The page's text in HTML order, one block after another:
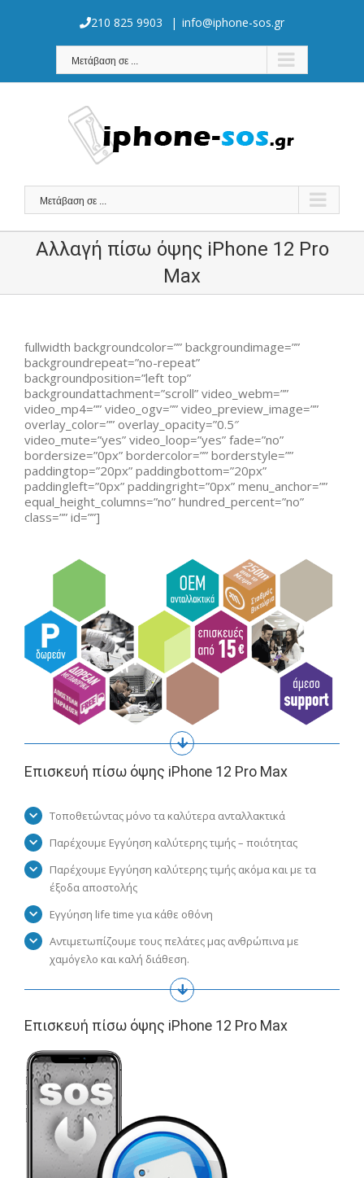
210 825 9903 | info@iphone-sos.gr
Μετάβαση σε ...
Μετάβαση σε ...
Αλλαγή πίσω όψης iPhone 12 Pro
Max
fullwidth backgroundcolor=”” backgroundimage=””
backgroundrepeat=”no-repeat”
backgroundposition=”left top”
backgroundattachment=”scroll” video_webm=””
video_mp4=”” video_ogv=”” video_preview_image=””
overlay_color=”” overlay_opacity=”0.5″
video_mute=”yes” video_loop=”yes” fade=”no”
bordersize=”0px” bordercolor=”” borderstyle=””
paddingtop=”20px” paddingbottom=”20px”
paddingleft=”0px” paddingright=”0px” menu_anchor=””
equal_height_columns=”no” hundred_percent=”no”
class=”” id=””]
Επισκευή πίσω όψης iPhone 12 Pro Max
Τοποθετώντας μόνο τα καλύτερα ανταλλακτικά
Παρέχουμε Εγγύηση καλύτερης τιμής – ποιότητας
Παρέχουμε Εγγύηση καλύτερης τιμής ακόμα και με τα
έξοδα αποστολής
Εγγύηση life time για κάθε οθόνη
Αντιμετωπίζουμε τους πελάτες μας ανθρώπινα με
χαμόγελο και καλή διάθεση.
Επισκευή πίσω όψης iPhone 12 Pro Max